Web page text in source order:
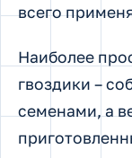
всего
Наиболее
гвоздики –
семенами, а